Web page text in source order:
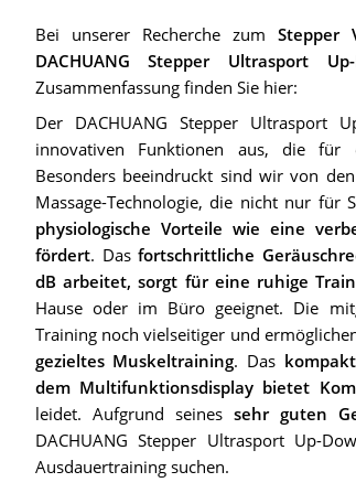
Bei unserer Recherche zum Stepper
DACHUANG Stepper Ultrasport Up-
Zusammenfassung finden Sie hier:
Der DACHUANG Stepper Ultrasport
innovativen Funktionen aus, die für
Besonders beeindruckt sind wir von
Massage-Technologie, die nicht nur für
physiologische Vorteile wie eine
fördert. Dasfortschrittliche
dB arbeitet, sorgt für eine ruhige
Hause oder im Büro geeignet. Die
Training noch vielseitiger und
gezieltes Muskeltraining. Das
dem Multifunktionsdisplay bietet
leidet. Aufgrund seines sehr guten
DACHUANG Stepper Ultrasport Up-
Ausdauertraining suchen.